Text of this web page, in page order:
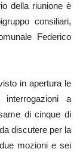
della riunione è
consiliari,
Federico
in apertura le
a
di cinque di
discutere per la
mozioni e sei